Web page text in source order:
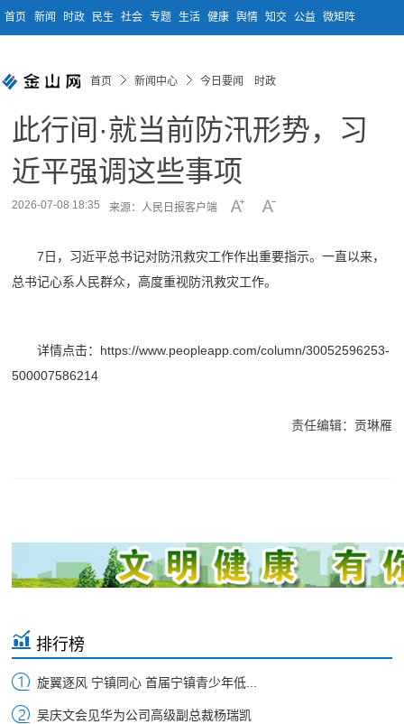
首页 新闻 时政 民生 社会 专题 生活 健康 舆情 知交 公益 微矩阵
首页 新闻中心 今日要闻 时政
此行间·就当前防汛形势，习
近平强调这些事项
2026-07-08 18:35 来源：人民日报客户端
7日，习近平总书记对防汛救灾工作作出重要指示。一直以来，
总书记心系人民群众，高度重视防汛救灾工作。
详情点击：https://www.peopleapp.com/column/30052596253-
500007586214
责任编辑：贡琳雁
排行榜
旋翼逐风 宁镇同心 首届宁镇青少年低...
吴庆文会见华为公司高级副总裁杨瑞凯